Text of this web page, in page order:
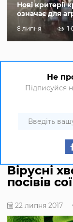
Нові критерії
означає для
8 липня 1
Не
Підписуйся
Вірусні
посівів сої
22 липня 2017